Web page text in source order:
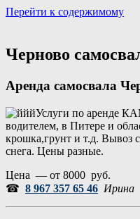
Перейти к содержимому
Черново
Аренда самосвала
Услуги по аренде
водителем, в Питере и
крошка,грунт и т.д. Вывоз
снега. Цены разные.
Цена — от 8000 руб.
☎ 8 967 357 65 46 Ирина